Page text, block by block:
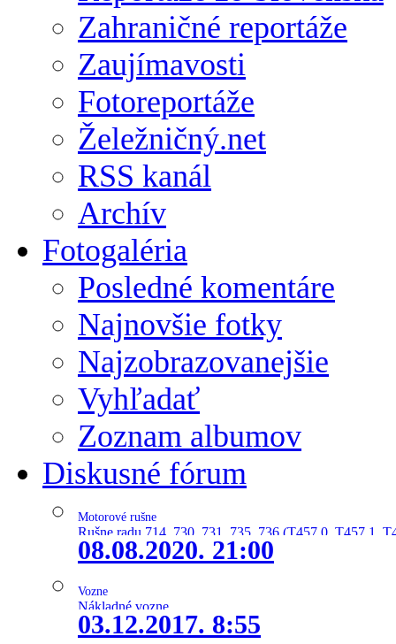
Zahraničné reportáže
Zaujímavosti
Fotoreportáže
Želežničný.net
RSS kanál
Archív
Fotogaléria
Posledné komentáre
Najnovšie fotky
Najzobrazovanejšie
Vyhľadať
Zoznam albumov
Diskusné fórum
Motorové rušne
Rušne radu 714, 730, 731, 735, 736 (T457.0, T457.1,
08.08.2020. 21:00
Vozne
Nákladné vozne
03.12.2017. 8:55